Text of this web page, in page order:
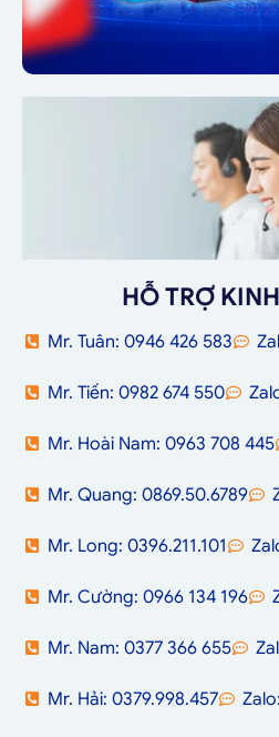
HỖ TRỢ
Mr. Tuân: 0946 426 583
Mr. Tiến: 0982 674 550
Mr. Hoài Nam: 0963 708 445
Mr. Quang: 0869.50.6789
Mr. Long: 0396.211.101
Mr. Cường: 0966 134 196
Mr. Nam: 0377 366 655
Mr. Hải: 0379.998.457